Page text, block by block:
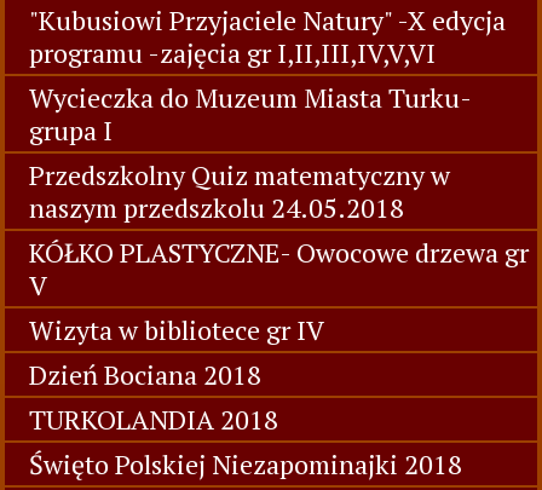
"Kubusiowi Przyjaciele Natury" -X edycja
programu -zajęcia gr I,II,III,IV,V,VI
Wycieczka do Muzeum Miasta Turku-
grupa I
Przedszkolny Quiz matematyczny w
naszym przedszkolu 24.05.2018
KÓŁKO PLASTYCZNE- Owocowe drzewa gr
V
Wizyta w bibliotece gr IV
Dzień Bociana 2018
TURKOLANDIA 2018
Święto Polskiej Niezapominajki 2018